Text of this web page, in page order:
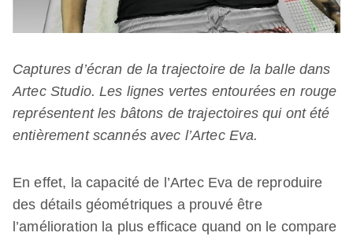
Captures d’écran de la trajectoire de la balle dans
Artec Studio. Les lignes vertes entourées en rouge
représentent les bâtons de trajectoires qui ont été
entièrement scannés avec l’Artec Eva.
En effet, la capacité de l’Artec Eva de reproduire
des détails géométriques a prouvé être
l’amélioration la plus efficace quand on le compare